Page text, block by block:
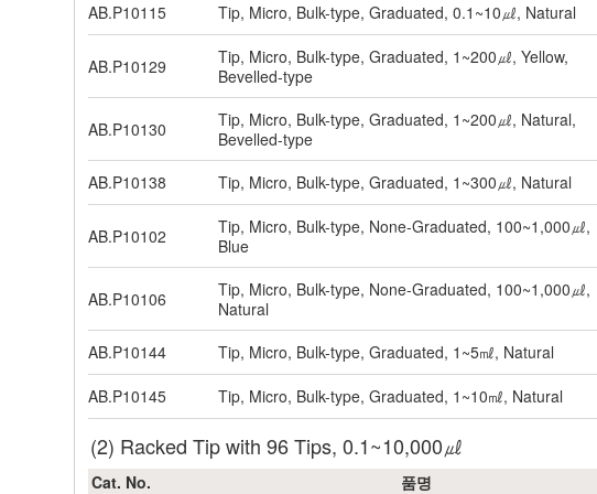
AB.P10115
Tip, Micro, Bulk-type, Graduated, 0.1~10㎕, Natural
AB.P10129
Tip, Micro, Bulk-type, Graduated, 1~200㎕, Yellow,
Bevelled-type
AB.P10130
Tip, Micro, Bulk-type, Graduated, 1~200㎕, Natural,
Bevelled-type
AB.P10138 Tip, Micro, Bulk-type, Graduated, 1~300㎕, Natural
AB.P10102
Tip, Micro, Bulk-type, None-Graduated, 100~1,000㎕,
Blue
AB.P10106
Tip, Micro, Bulk-type, None-Graduated, 100~1,000㎕,
Natural
AB.P10144 Tip, Micro, Bulk-type, Graduated, 1~5㎖, Natural
AB.P10145
Tip, Micro, Bulk-type, Graduated, 1~10㎖, Natural
(2) Racked Tip with 96 Tips, 0.1~10,000㎕
Cat. No. 품명